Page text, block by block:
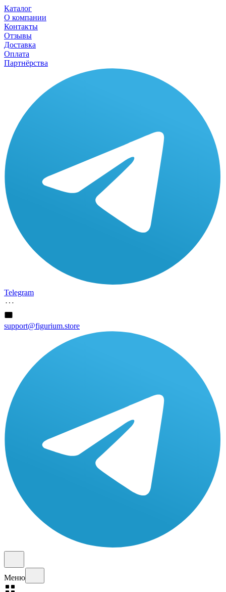
Каталог
О компании
Контакты
Отзывы
Доставка
Оплата
Партнёрства
Telegram
support@figurium.store
Меню